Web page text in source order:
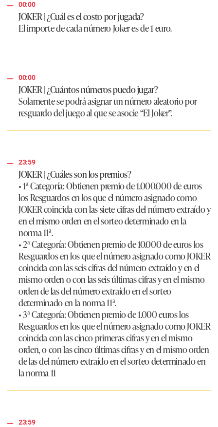
00:00
JOKER | ¿Cuál es el costo por jugada?
El importe de cada número Joker es de 1 euro.
00:00
JOKER | ¿Cuántos números puedo jugar?
Solamente se podrá asignar un número aleatorio por
resguardo del juego al que se asocie “El Joker”.
23:59
JOKER | ¿Cuáles son los premios?
• 1ª Categoría:Obtienen premio de 1.000.000 de euros
los Resguardos en los que el número asignado como
JOKER coincida con las siete cifras del número extraído y
en el mismo orden en el sorteo determinado en la
norma 11ª.
• 2ª Categoría:Obtienen premio de 10.000 de euros los
Resguardos en los que el número asignado como JOKER
coincida con las seis cifras del número extraído y en el
mismo orden o con las seis últimas cifras y en el mismo
orden de las del número extraído en el sorteo
determinado en la norma 11ª.
• 3ª Categoría:Obtienen premio de 1.000 euros los
Resguardos en los que el número asignado como JOKER
coincida con las cinco primeras cifras y en el mismo
orden, o con las cinco últimas cifras y en el mismo orden
de las del número extraído en el sorteo determinado en
la norma 11
23:59